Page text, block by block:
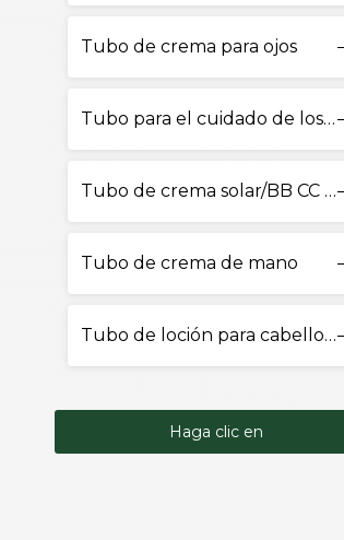
Tubo de crema para ojos
Tubo para el cuidado de los labios
Tubo de crema solar/BB CC Cream
Tubo de crema de mano
Tubo de loción para cabello y cuerpo
Haga clic en